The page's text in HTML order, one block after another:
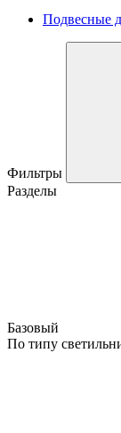
Подвесные
Фильтры
Разделы
Базовый
По типу